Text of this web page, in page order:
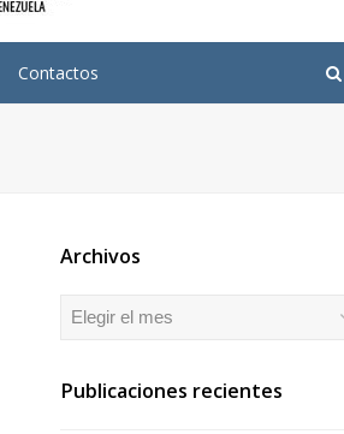
Contactos
Archivos
Archivos
Publicaciones recientes